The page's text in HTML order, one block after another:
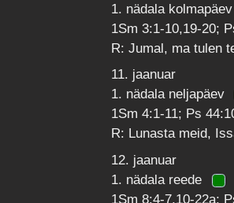
1. nädala kolmapäev
1Sm 3:1-10,19-20;
R: Jumal, ma tulen
11. jaanuar
1. nädala neljapäev
1Sm 4:1-11; Ps
R: Lunasta meid,
12. jaanuar
1. nädala reede
1Sm 8:4-7,10-22a;